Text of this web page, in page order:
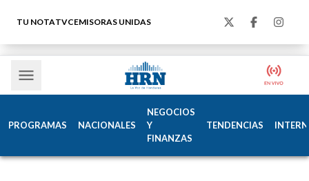
TU NOTATVCEMISORAS UNIDAS
PROGRAMAS NACIONALES
NEGOCIOS
Y
FINANZAS
TENDENCIAS